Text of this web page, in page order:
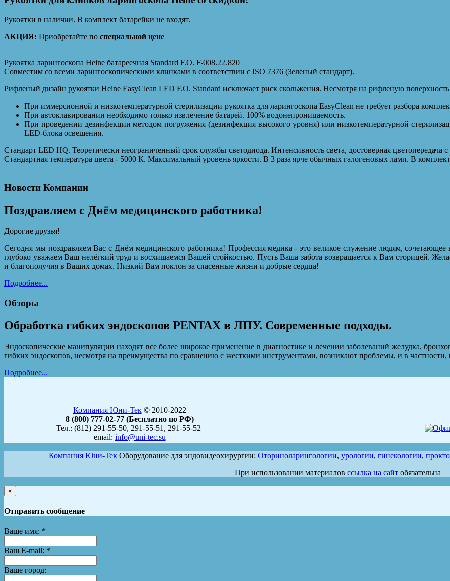
Рукоятки в наличии. В комплект батарейки не входят.
АКЦИЯ: Приобретайте по специальной цене
Рукоятка ларингоскопа Heine батареечная Standard F.O. F-008.22.820
Совместим со всеми ларингоскопическими клинками в соответствии с ISO 7376 (Зеленый стандарт).
Рифленый дизайн рукоятки Heine EasyClean LED F.O. Standard исключает риск скольжения. Несмотря на рифленую поверхность
При иммерсионной и низкотемпературной стерилизации рукоятка для ларингоскопа EasyClean не требует разбора
При автоклавировании необходимо только извлечение батарей. 100% водонепроницаемость.
При проведении дезинфекции методом погружения (дезинфекция высокого уровня) или низкотемпературной
LED-блока освещения.
Стандарт LED HQ. Теоретически неограниченный срок службы светодиода. Интенсивность света, достоверная цветопередача
Стандартная температура цвета - 5000 К. Максимальный уровень яркости. В 3 раза ярче обычных галогеновых ламп. В
Новости Компании
Поздравляем с Днём медицинского работника!
Дорогие друзья!
Сегодня мы поздравляем Вас с Днём медицинского работника! Профессия медика - это великое служение людям,
глубоко уважаем Ваш нелёгкий труд и восхищаемся Вашей стойкостью. Пусть Ваша забота возвращается к Вам сторицей.
и благополучия в Ваших домах. Низкий Вам поклон за спасенные жизни и добрые сердца!
Подробнее...
Обзоры
Обработка гибких эндоскопов PENTAX в ЛПУ. Современные подходы.
Эндоскопические манипуляции находят все более широкое применение в диагностике и лечении заболеваний желудка,
гибких эндоскопов, несмотря на преимущества по сравнению с жесткими инструментами, возникают проблемы, и в частности,
Подробнее...
Компания Юни-Тек© 2010-2022
8 (800) 777-02-77 (Бесплатно по РФ)
Тел.: (812) 291-55-50, 291-55-51, 291-55-52
email: info@uni-tec.su
Компания Юни-Тек Оборудование для эндовидеохирургии: Оториноларингологии, урологии, гинекологии,
При использовании материалов ссылка на сайтобязательна
×
Отправить сообщение
Ваше имя: *
Ваш E-mail: *
Ваше город: